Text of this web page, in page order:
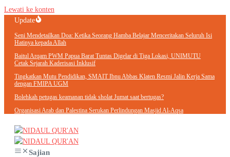
Lewati ke konten
Update
Seni Mendetailkan Doa: Ketika Seorang Hamba Belajar Menceritakan Seluruh Isi
Hatinya kepada Allah
Baitul Arqam PWM Papua Barat Tuntas Digelar di Tiga Lokasi, UNIMUTU
Cetak Sejarah Kaderisasi Inklusif
Tingkatkan Mutu Pendidikan, SMAIT Ibnu Abbas Klaten Resmi Jalin Kerja Sama
dengan FMIPA UGM
Bolehkah petugas keamanan tidak sholat Jumat saat bertugas?
Organisasi Arab dan Palestina Serukan Perlindungan Masjid Al-Aqsa
Sajian